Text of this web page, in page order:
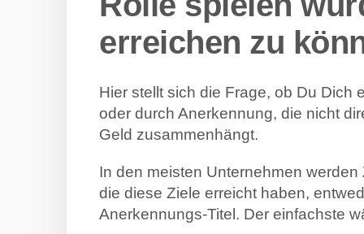
erreichen zu
Hier stellt sich die Frage, ob Du Dich
oder durch Anerkennung, die nicht
Geld zusammenhängt.
In den meisten Unternehmen
die diese Ziele erreicht haben,
Anerkennungs-Titel. Der einfachste